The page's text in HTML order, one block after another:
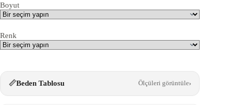
Boyut
Renk
📏Beden Tablosu Ölçüleri görüntüle›